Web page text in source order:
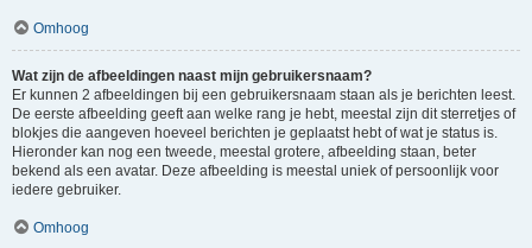
Omhoog
Wat zijn de afbeeldingen naast mijn gebruikersnaam?
Er kunnen 2 afbeeldingen bij een gebruikersnaam staan als je berichten leest.
De eerste afbeelding geeft aan welke rang je hebt, meestal zijn dit sterretjes of
blokjes die aangeven hoeveel berichten je geplaatst hebt of wat je status is.
Hieronder kan nog een tweede, meestal grotere, afbeelding staan, beter
bekend als een avatar. Deze afbeelding is meestal uniek of persoonlijk voor
iedere gebruiker.
Omhoog